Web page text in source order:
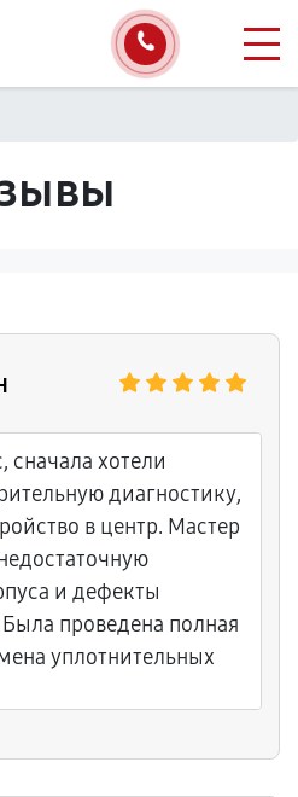
сначала хотели
диагностику,
в центр. Мастер
и дефекты
проведена полная
уплотнительных